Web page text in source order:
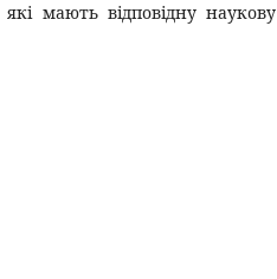
мають відповідну наукову